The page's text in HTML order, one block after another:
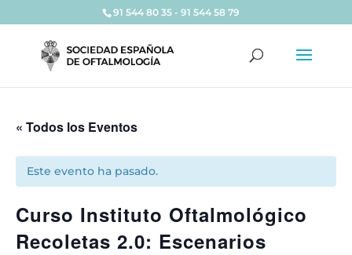
91 544 80 35 - 91 544 58 79
« Todos los Eventos
Este evento ha pasado.
Curso Instituto Oftalmológico
Recoletas 2.0: Escenarios